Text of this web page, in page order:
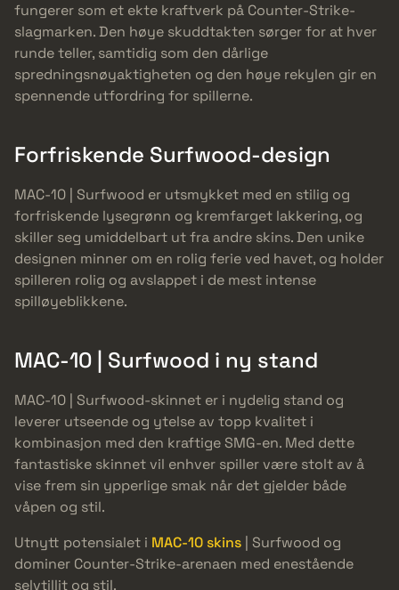
fungerer som et ekte kraftverk på Counter-Strike-
slagmarken. Den høye skuddtakten sørger for at hver
runde teller, samtidig som den dårlige
spredningsnøyaktigheten og den høye rekylen gir en
spennende utfordring for spillerne.
Forfriskende Surfwood-design
MAC-10 | Surfwood er utsmykket med en stilig og
forfriskende lysegrønn og kremfarget lakkering, og
skiller seg umiddelbart ut fra andre skins. Den unike
designen minner om en rolig ferie ved havet, og holder
spilleren rolig og avslappet i de mest intense
spilløyeblikkene.
MAC-10 | Surfwood i ny stand
MAC-10 | Surfwood-skinnet er i nydelig stand og
leverer utseende og ytelse av topp kvalitet i
kombinasjon med den kraftige SMG-en. Med dette
fantastiske skinnet vil enhver spiller være stolt av å
vise frem sin ypperlige smak når det gjelder både
våpen og stil.
Utnytt potensialet i MAC-10 skins | Surfwood og
dominer Counter-Strike-arenaen med enestående
selvtillit og stil.